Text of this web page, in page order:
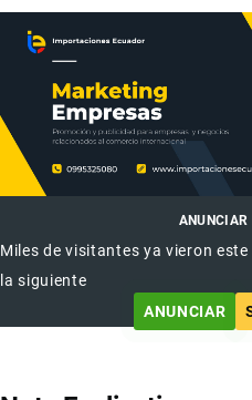
ANUNCIAR
Miles de visitantes ya vieron
la siguiente
ANUNCIAR